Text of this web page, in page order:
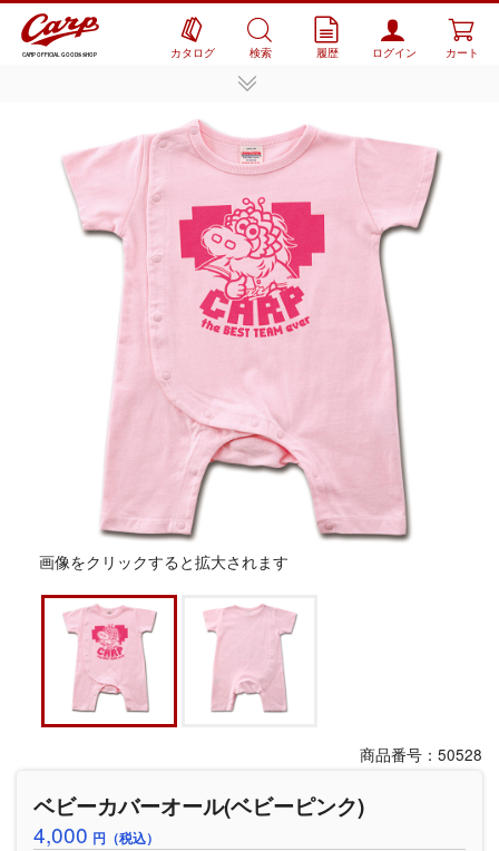
CARP OFFICIAL GOODS SHOP カタログ 検索 履歴 ログイン カート
画像をクリックすると拡大されます
商品番号：50528
ベビーカバーオール(ベビーピンク)
4,000 円（税込）